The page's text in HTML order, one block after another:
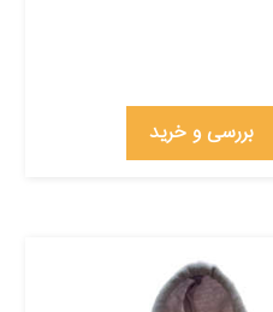
بررسی و خرید